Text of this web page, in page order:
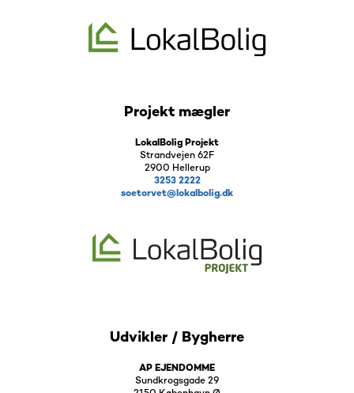
Projekt mægler
LokalBolig Projekt
Strandvejen 62F
2900 Hellerup
3253 2222
soetorvet@lokalbolig.dk
Udvikler / Bygherre
AP EJENDOMME
Sundkrogsgade 29